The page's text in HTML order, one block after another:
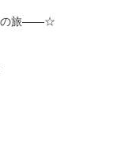
の旅――☆